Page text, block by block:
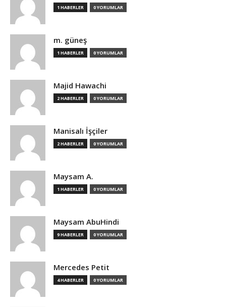
1 HABERLER 0 YORUMLAR
m. güneş
1 HABERLER 0 YORUMLAR
Majid Hawachi
2 HABERLER 0 YORUMLAR
Manisalı İşçiler
2 HABERLER 0 YORUMLAR
Maysam A.
1 HABERLER 0 YORUMLAR
Maysam AbuHindi
9 HABERLER 0 YORUMLAR
Mercedes Petit
4 HABERLER 0 YORUMLAR